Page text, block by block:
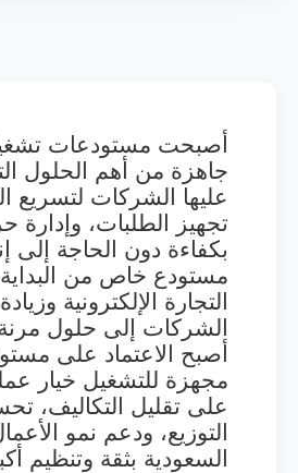
أصبحت مستودعات
جاهزة من أهم الحلول
عليها الشركات لتسريع
تجهيز الطلبات، وإدارة
بكفاءة دون الحاجة إلى
مستودع خاص من
التجارة الإلكترونية
الشركات إلى حلول
أصبح الاعتماد على
مجهزة للتشغيل خيار
على تقليل التكاليف،
التوزيع، ودعم نمو
السعودية بثقة وتنظيم